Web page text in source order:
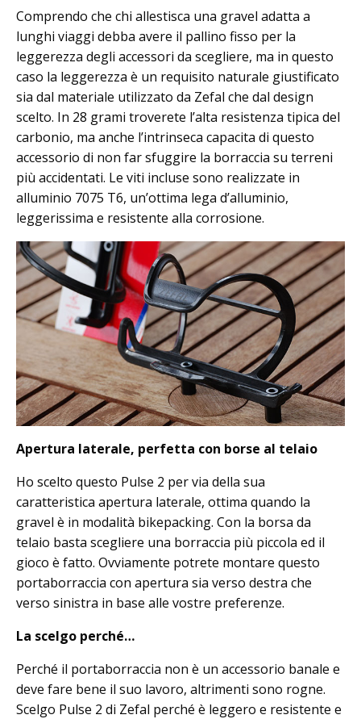
Comprendo che chi allestisca una gravel adatta a
lunghi viaggi debba avere il pallino fisso per la
leggerezza degli accessori da scegliere, ma in questo
caso la leggerezza è un requisito naturale giustificato
sia dal materiale utilizzato da Zefal che dal design
scelto. In 28 grami troverete l’alta resistenza tipica del
carbonio, ma anche l’intrinseca capacita di questo
accessorio di non far sfuggire la borraccia su terreni
più accidentati. Le viti incluse sono realizzate in
alluminio 7075 T6, un’ottima lega d’alluminio,
leggerissima e resistente alla corrosione.
Apertura laterale, perfetta con borse al telaio
Ho scelto questo Pulse 2 per via della sua
caratteristica apertura laterale, ottima quando la
gravel è in modalità bikepacking. Con la borsa da
telaio basta scegliere una borraccia più piccola ed il
gioco è fatto. Ovviamente potrete montare questo
portaborraccia con apertura sia verso destra che
verso sinistra in base alle vostre preferenze.
La scelgo perché…
Perché il portaborraccia non è un accessorio banale e
deve fare bene il suo lavoro, altrimenti sono rogne.
Scelgo Pulse 2 di Zefal perché è leggero e resistente e